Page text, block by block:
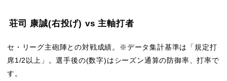
荘司 康誠(右投げ) vs 主軸打者
セ・リーグ主砲陣との対戦成績。※データ集計基準は「規定打
席1/2以上」。選手後の(数字)はシーズン通算の防御率、打率で
す。